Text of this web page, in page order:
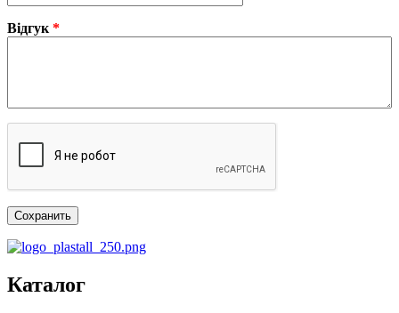
Відгук *
Каталог